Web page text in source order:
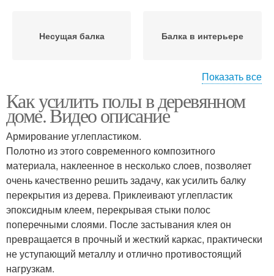
Несущая балка Балка в интерьере
Вертикальные балки Балки в интерьере
Балки на потолке Декоративные балки
Гипсокартонные декоративные
балки
Балка на потолке
Показать все
Как усилить полы в деревянном
доме. Видео описание
Армирование углепластиком.
Полотно из этого современного композитного
материала, наклеенное в несколько слоев, позволяет
очень качественно решить задачу, как усилить балку
перекрытия из дерева. Приклеивают углепластик
эпоксидным клеем, перекрывая стыки полос
поперечными слоями. После застывания клея он
превращается в прочный и жесткий каркас, практически
не уступающий металлу и отлично противостоящий
нагрузкам.